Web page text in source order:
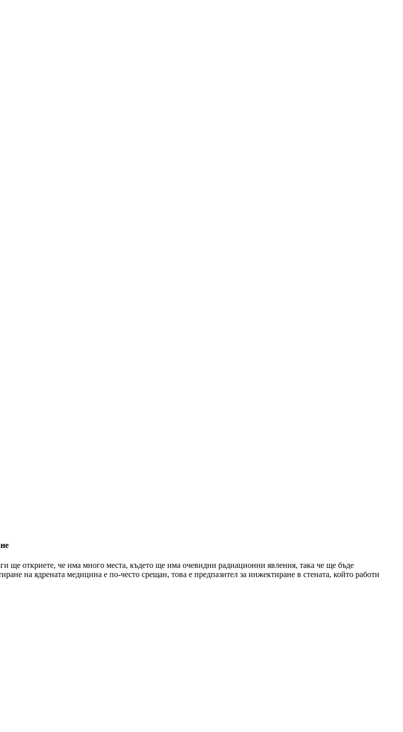
ще откриете, че има много места, където ще има очевидни радиационни явления, така че ще бъде
на ядрената медицина е по-често срещан, това е предпазител за инжектиране в стената, който работи